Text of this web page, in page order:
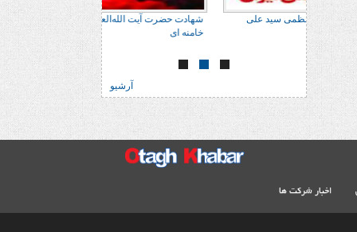
شهادت حضرت آیت
خامنه ای
شهادت حضرت آیت الله‌العظمی سید علی
آرشیو
اخبار شرکت ها